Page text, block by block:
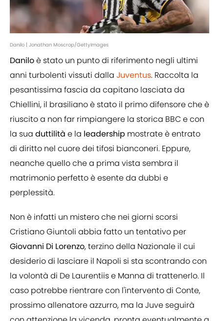
Danilo | Jonathan Moscrop/GettyImages
Daniloè stato un punto di riferimento negli ultimi
anni turbolenti vissuti dalla Juventus. Raccolta la
pesantissima fascia da capitano lasciata da
Chiellini, il brasiliano è stato il primo difensore che è
riuscito a non far rimpiangere la storica BBC e con
la sua duttilità e la leadership mostrate è entrato
di diritto nel cuore dei tifosi bianconeri. Eppure,
neanche quello che a prima vista sembra il
matrimonio perfetto è esente da dubbi e
perplessità.
Non è infatti un mistero che nei giorni scorsi
Cristiano Giuntoli abbia fatto un tentativo per
Giovanni Di Lorenzo, terzino della Nazionale il cui
desiderio di lasciare il Napoli si sta scontrando con
la volontà di De Laurentiis e Manna di trattenerlo. Il
caso potrebbe rientrare con l'intervento di Conte,
prossimo allenatore azzurro, ma la Juve seguirà